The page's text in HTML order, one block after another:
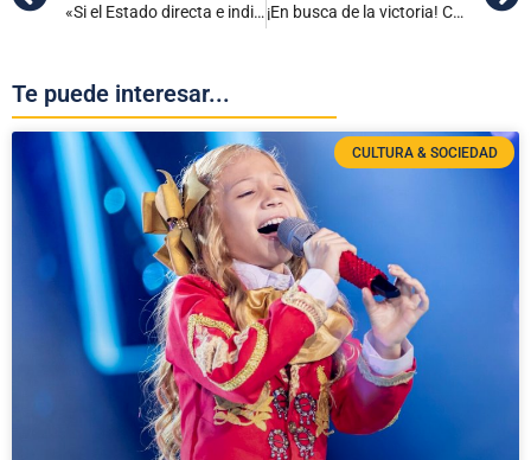
«Si el Estado directa e indirectamente paga extorsión, apague y vámonos»: gobernador Martínez ¡En busca de la victoria! Colombia enfrentará a Brasil en un nuevo amistoso
Te puede interesar...
CULTURA & SOCIEDAD